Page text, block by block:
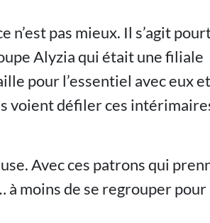
n’est pas mieux. Il s’agit
Alyzia qui était une filiale
pour l’essentiel avec eux
voient défiler ces
Avec ces patrons qui
moins de se regrouper pour